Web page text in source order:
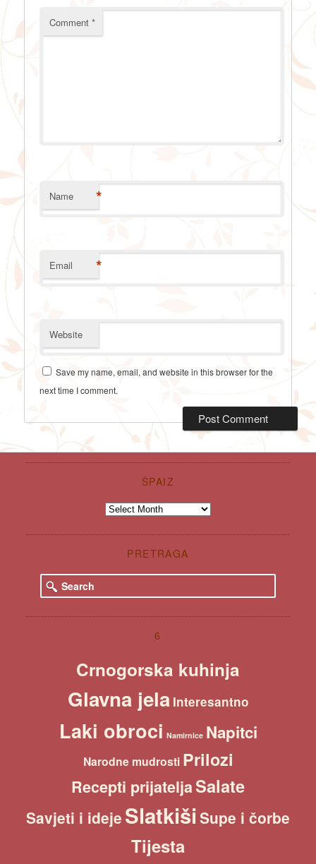
Comment*
Name *
Email *
Website
Save my name, email, and website in this browser for the
next time I comment.
ŠPAIZ
Špaiz
PRETRAGA
e
r
6
Crnogorska kuhinja
Glavna jela Interesantno
Laki obroci Namirnice Napitci
Narodne mudrosti Prilozi
Recepti prijateljaSalate
Savjeti i ideje Slatkiši Supe i čorbe
Tijesta